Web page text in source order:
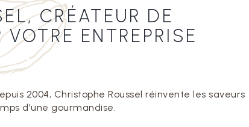
CRÉATEUR DE
ENTREPRISE
2004, Christophe Roussel réinvente les saveurs
d'une gourmandise.